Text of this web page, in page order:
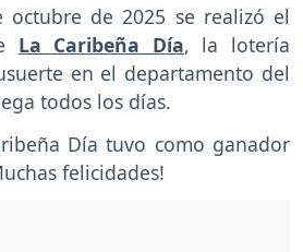
octubre de 2025 se realizó el
La Caribeña Día, la lotería
en el departamento del
todos los días.
Día tuvo como ganador
felicidades!